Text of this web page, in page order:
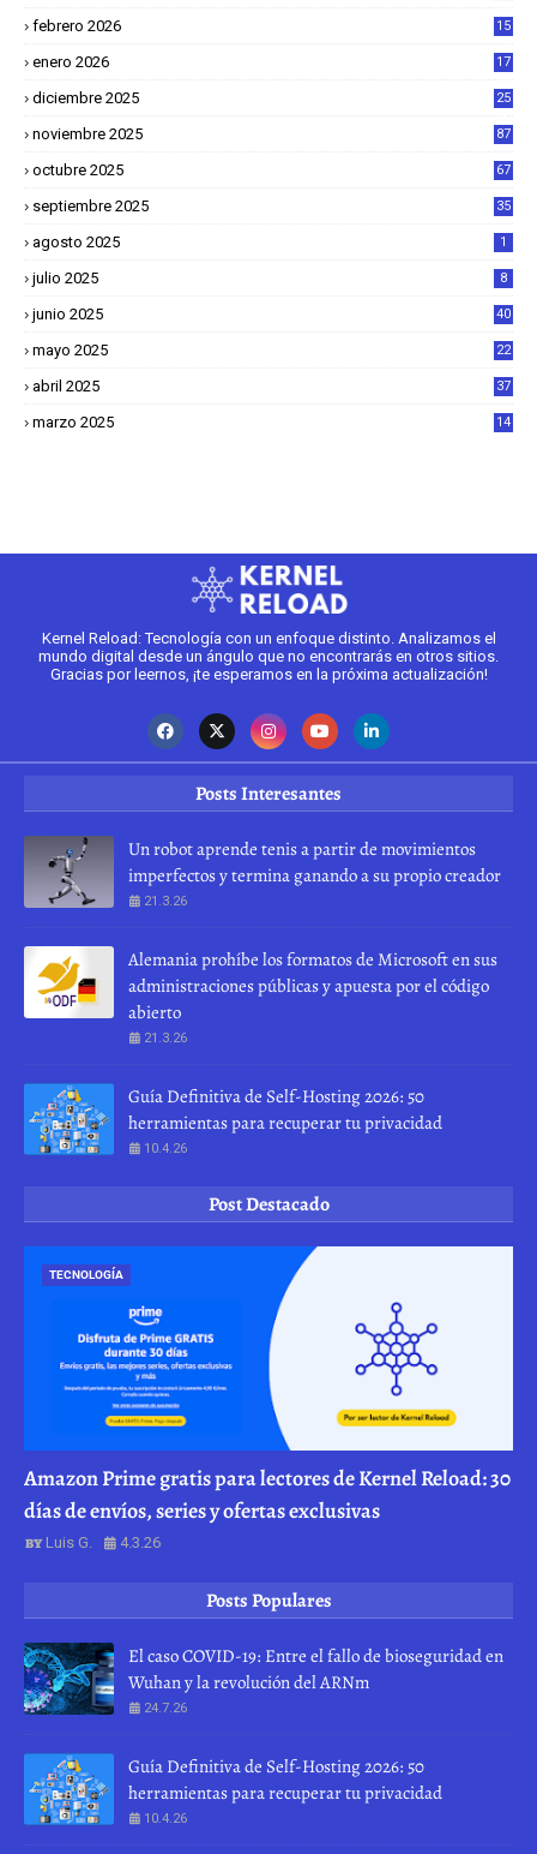
febrero 2026
15
enero 2026
17
diciembre 2025
25
noviembre 2025 87
octubre 2025 67
septiembre 2025 35
agosto 2025 1
julio 2025 8
junio 2025 40
mayo 2025
22
abril 2025
37
marzo 2025
14
Kernel Reload: Tecnología con un enfoque distinto. Analizamos el
mundo digital desde un ángulo que no encontrarás en otros sitios.
Gracias por leernos, ¡te esperamos en la próxima actualización!
Posts Interesantes
Un robot aprende tenis a partir de movimientos
imperfectos y termina ganando a su propio creador
21.3.26
Alemania prohíbe los formatos de Microsoft en sus
administraciones públicas y apuesta por el código
abierto
21.3.26
Guía Definitiva de Self-Hosting 2026: 50
herramientas para recuperar tu privacidad
10.4.26
Post Destacado
TECNOLOGÍA
Amazon Prime gratis para lectores de Kernel Reload: 30
días de envíos, series y ofertas exclusivas
Luis G. 4.3.26
Posts Populares
El caso COVID-19: Entre el fallo de bioseguridad en
Wuhan y la revolución del ARNm
24.7.26
Guía Definitiva de Self-Hosting 2026: 50
herramientas para recuperar tu privacidad
10.4.26